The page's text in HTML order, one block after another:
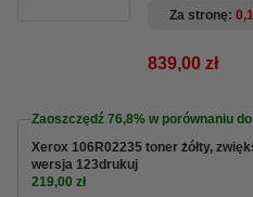
Za stronę
839,00 zł
Zaoszczędź 76,8% w porównaniu
Xerox 106R02235 toner żółty,
wersja 123drukuj
219,00 zł